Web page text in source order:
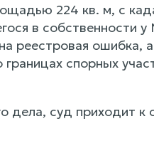
224 кв. м, с
в собственности
реестровая ошибка,
спорных
дела, суд приходит